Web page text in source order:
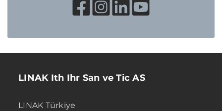
LINAK Ith Ihr San ve Tic AS
LINAK Türkiye